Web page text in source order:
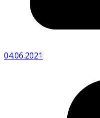
04.06.2021